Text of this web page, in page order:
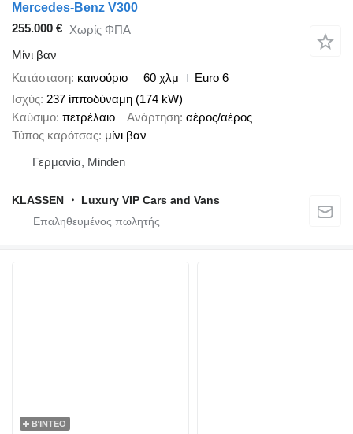
Mercedes-Benz V300
255.000 € Χωρίς ΦΠΑ
Μίνι βαν
Κατάσταση καινούριο 60 χλμ
Euro 6
Ισχύς 237 ίπποδύναμη (174 kW)
Καύσιμο πετρέλαιο Ανάρτηση αέρος/αέρος
Τύπος καρότσας μίνι βαν
Γερμανία, Minden
KLASSEN ・ Luxury VIP Cars and Vans
ΒΊΝΤΕΟ